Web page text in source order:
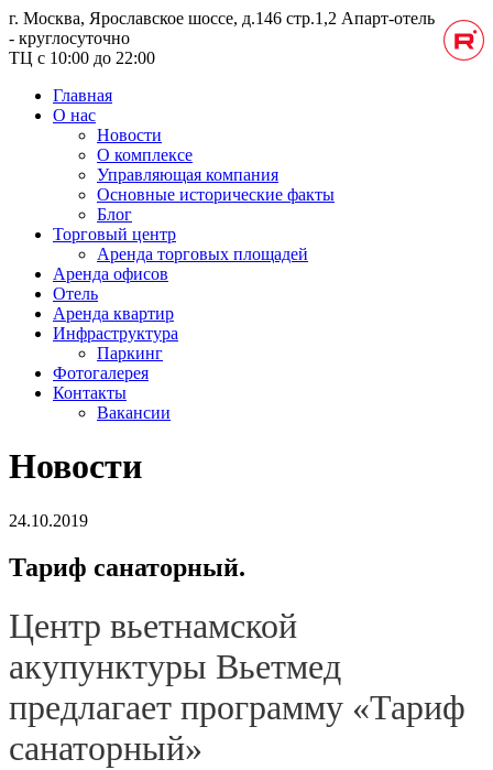
г. Москва, Ярославское шоссе, д.146 стр.1,2 Апарт-отель
- круглосуточно
ТЦ с 10:00 до 22:00
Главная
О нас
Новости
О комплексе
Управляющая компания
Основные исторические факты
Блог
Торговый центр
Аренда торговых площадей
Аренда офисов
Отель
Аренда квартир
Инфраструктура
Паркинг
Фотогалерея
Контакты
Вакансии
Новости
24.10.2019
Тариф санаторный.
Центр вьетнамской
акупунктуры Вьетмед
предлагает программу «Тариф
санаторный»